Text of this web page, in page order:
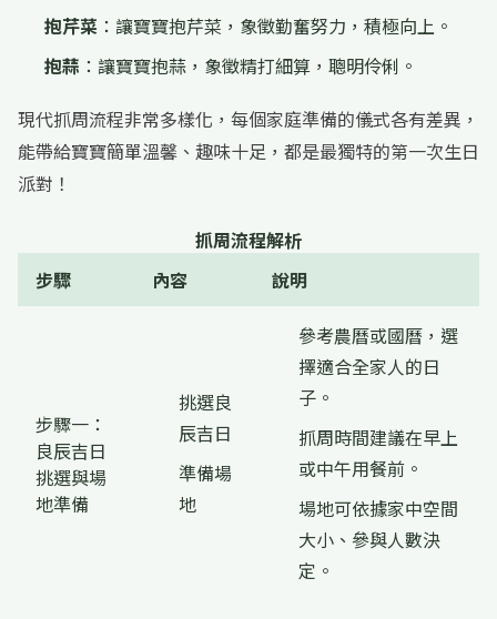
抱芹菜 ：讓寶寶抱芹菜，象徵勤奮努力，積極向上。
抱蒜 ：讓寶寶抱蒜，象徵精打細算，聰明伶俐。
現代抓周流程非常多樣化，每個家庭準備的儀式各有差異，
能帶給寶寶簡單溫馨、趣味十足，都是最獨特的第一次生日
派對！
抓周流程解析
步驟
內容 說明
步驟一：
良辰吉日
挑選與場
地準備
挑選良
辰吉日
準備場
地
參考農曆或國曆，選
擇適合全家人的日
子。
抓周時間建議在早上
或中午用餐前。
場地可依據家中空間
大小、參與人數決
定。